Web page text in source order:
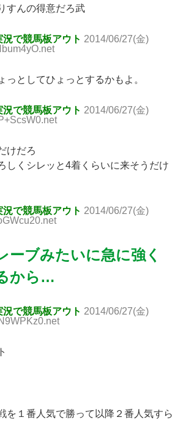
すんの得意だろ武
で競馬板アウト 2014/06/27(金)
っとしてひょっとするかもよ。
で競馬板アウト 2014/06/27(金)
けだろ
しくシレッと4着くらいに来そうだけ
で競馬板アウト 2014/06/27(金)
ーブみたいに急に強く
から…
で競馬板アウト 2014/06/27(金)
を１番人気で勝って以降２番人気すら